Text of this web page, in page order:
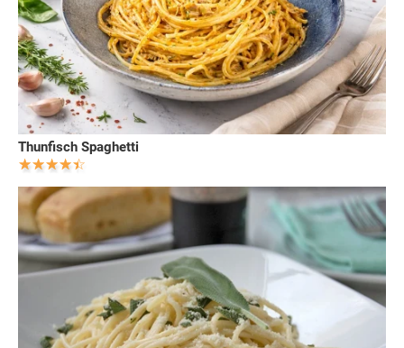
Thunfisch Spaghetti